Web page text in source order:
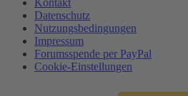
Kontakt
Datenschutz
Nutzungsbedingungen
Impressum
Forumsspende per PayPal
Cookie-Einstellungen